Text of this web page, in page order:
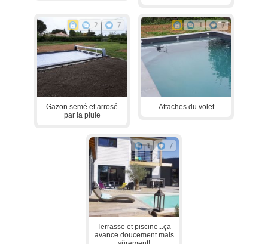
2 7
Gazon semé et arrosé
par la pluie
1 7
Attaches du volet
1 7
Terrasse et piscine...ça
avance doucement mais